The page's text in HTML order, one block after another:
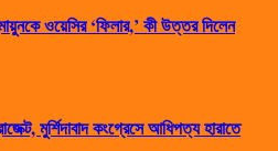
ওয়েসির ‘ফিলার,’ কী উত্তর দিলেন